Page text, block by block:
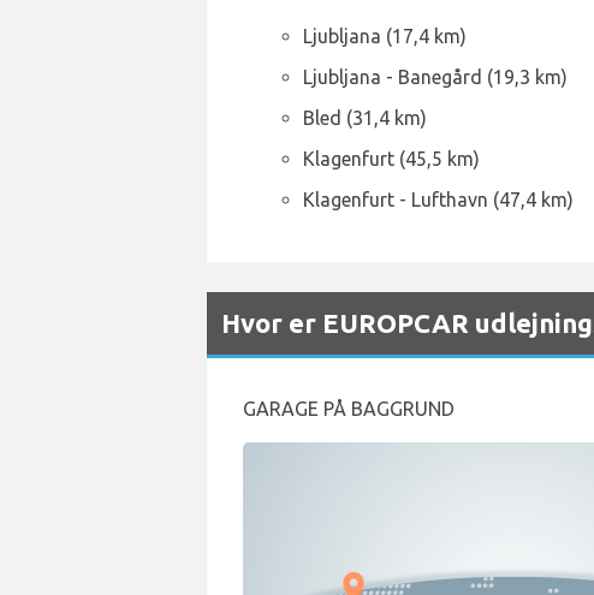
Ljubljana (17,4 km)
Ljubljana - Banegård (19,3 km)
Bled (31,4 km)
Klagenfurt (45,5 km)
Klagenfurt - Lufthavn (47,4 km)
Hvor er EUROPCAR
GARAGE PÅ BAGGRUND